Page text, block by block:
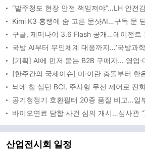
Kimi K3 흥행에 숨 고른 문샷AI…구독 문
구글, 제미나이 3.6 Flash 공개…에이전트
국방 AI부터 무인체계 대응까지…‘국방과
산업전시회 일정